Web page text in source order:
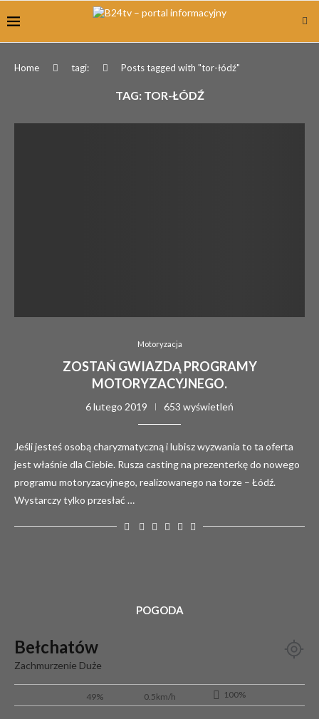
Home tagi: Posts tagged with "tor-łódź"
TAG: TOR-ŁÓDŹ
Motoryzacja
ZOSTAŃ GWIAZDĄ PROGRAMY
MOTORYZACYJNEGO.
6 lutego 2019 653 wyświetleń
Jeśli jesteś osobą charyzmatyczną i lubisz wyzwania to ta oferta
jest właśnie dla Ciebie. Rusza casting na prezenterkę do nowego
programu motoryzacyjnego, realizowanego na torze – Łódź.
Wystarczy tylko przesłać …
POGODA
Bełchatów
Zachmurzenie Duże
49% 0.5km/h 100%